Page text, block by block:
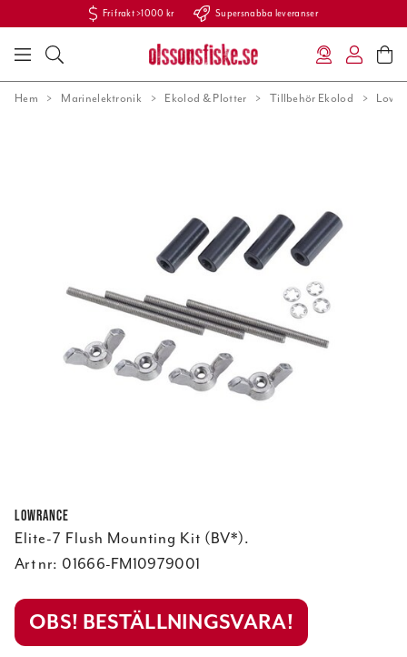
Fri frakt >1000 kr Supersnabba leveranser
Hem Marinelektronik Ekolod & Plotter Tillbehör Ekolod
Lowrance
Elite-7 Flush Mounting Kit (BV*).
Art nr: 01666-FM10979001
OBS! BESTÄLLNINGSVARA!